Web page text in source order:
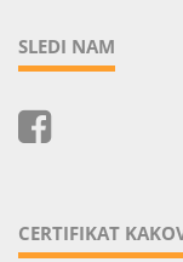
SLEDI NAM
CERTIFIKAT